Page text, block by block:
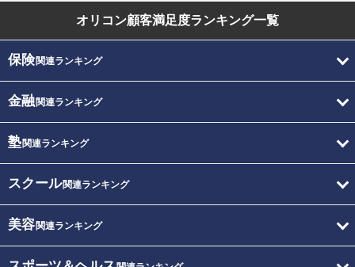
オリコン顧客満足度ランキング一覧
保険関連ランキング
金融関連ランキング
塾関連ランキング
スクール関連ランキング
美容関連ランキング